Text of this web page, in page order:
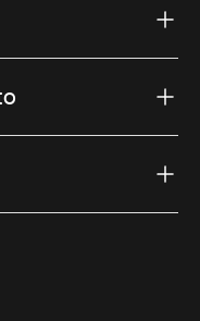
link)
(external link)
(external